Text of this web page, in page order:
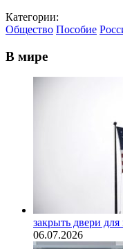
Категории:
Общество Пособие
В мире
закрыть двери
06.07.2026